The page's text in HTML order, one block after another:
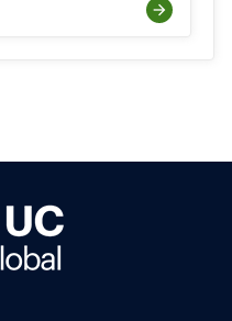
arrow_forward